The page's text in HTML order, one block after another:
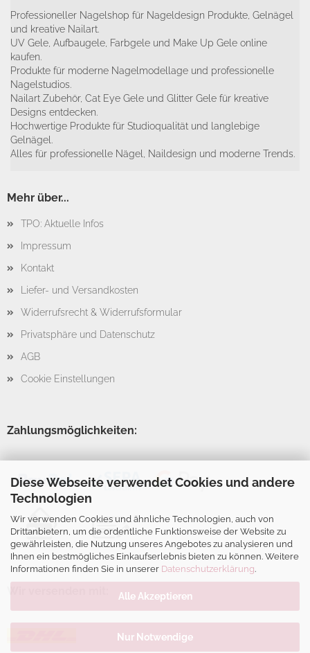
Diese Webseite verwendet Cookies und andere
Technologien
Wir verwenden Cookies und ähnliche Technologien, auch von
Drittanbietern, um die ordentliche Funktionsweise der Website zu
gewährleisten, die Nutzung unseres Angebotes zu analysieren und
Ihnen ein bestmögliches Einkaufserlebnis bieten zu können. Weitere
Informationen finden Sie in unserer Datenschutzerklärung.
Alle Akzeptieren
Nur Notwendige
Professioneller Nagelshop für Nageldesign Produkte, Gelnägel
und kreative Nailart.
UV Gele, Aufbaugele, Farbgele und Make Up Gele online
kaufen.
Produkte für moderne Nagelmodellage und professionelle
Nagelstudios.
Nailart Zubehör, Cat Eye Gele und Glitter Gele für kreative
Designs entdecken.
Hochwertige Produkte für Studioqualität und langlebige
Gelnägel.
Alles für professionelle Nägel, Naildesign und moderne Trends.
Mehr über...
TPO: Aktuelle Infos
Impressum
Kontakt
Liefer- und Versandkosten
Widerrufsrecht & Widerrufsformular
Privatsphäre und Datenschutz
AGB
Cookie Einstellungen
Zahlungsmöglichkeiten: